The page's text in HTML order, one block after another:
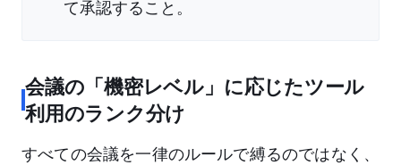
て承認すること。
会議の「機密レベル」に応じたツール
利用のランク分け
すべての会議を一律のルールで縛るのではなく、